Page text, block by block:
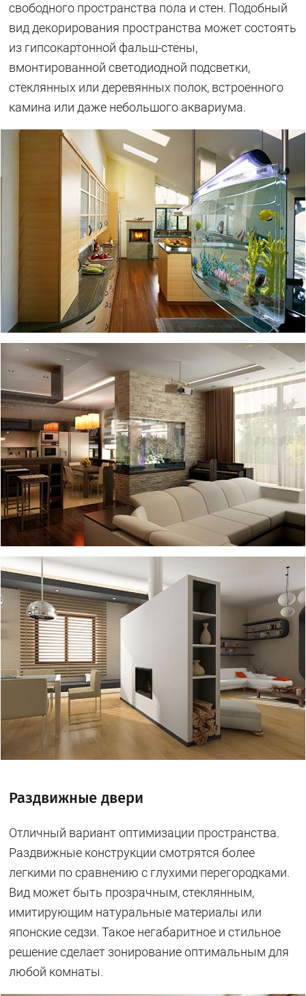
свободного пространства пола и стен. Подобный
вид декорирования пространства может состоять
из гипсокартонной фальш-стены,
вмонтированной светодиодной подсветки,
стеклянных или деревянных полок, встроенного
камина или даже небольшого аквариума.
Раздвижные двери
Отличный вариант оптимизации пространства.
Раздвижные конструкции смотрятся более
легкими по сравнению с глухими перегородками.
Вид может быть прозрачным, стеклянным,
имитирующим натуральные материалы или
японские седзи. Такое негабаритное и стильное
решение сделает зонирование оптимальным для
любой комнаты.